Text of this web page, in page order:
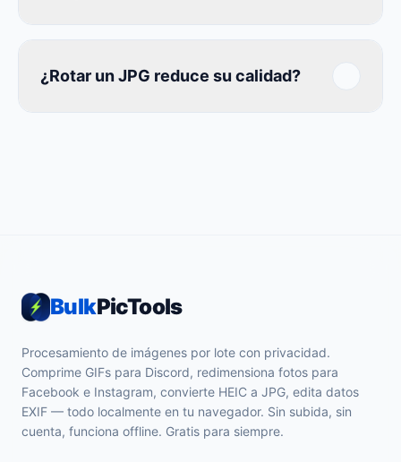
¿Rotar un JPG reduce su calidad?
BulkPicTools
Procesamiento de imágenes por lote con privacidad.
Comprime GIFs para Discord, redimensiona fotos para
Facebook e Instagram, convierte HEIC a JPG, edita datos
EXIF — todo localmente en tu navegador. Sin subida, sin
cuenta, funciona offline. Gratis para siempre.